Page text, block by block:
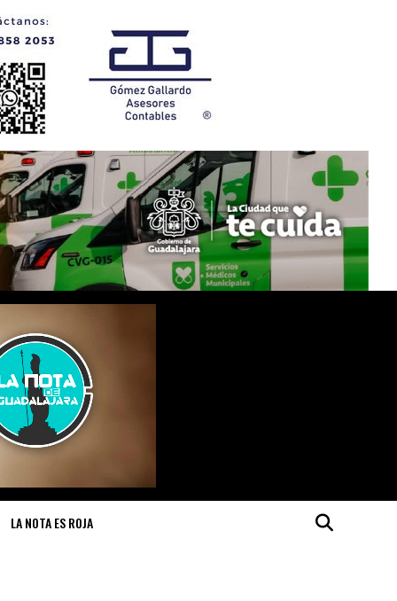
LA NOTA ES ROJA